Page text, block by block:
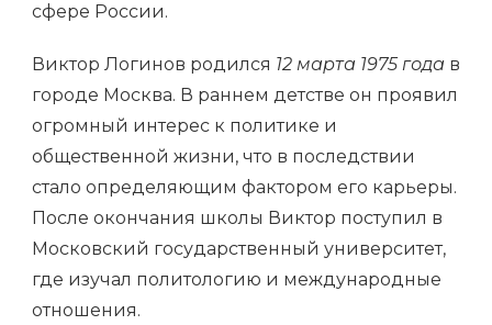
сфере России.
Виктор Логинов родился 12 марта 1975 года в
городе Москва. В раннем детстве он проявил
огромный интерес к политике и
общественной жизни, что в последствии
стало определяющим фактором его карьеры.
После окончания школы Виктор поступил в
Московский государственный университет,
где изучал политологию и международные
отношения.